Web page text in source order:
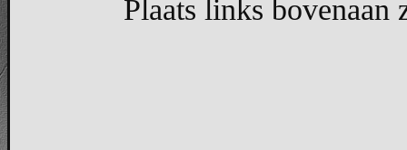
Plaats links bovenaan